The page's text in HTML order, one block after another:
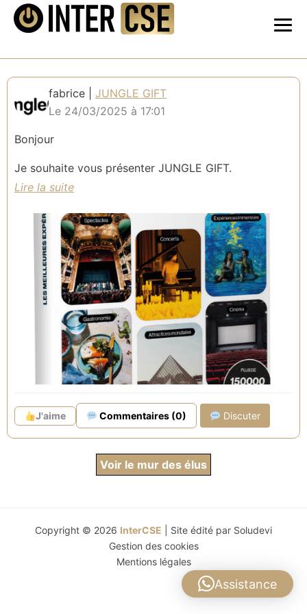
fabrice | JUNGLE GIFT
Le 24/03/2025 à 17:01
Bonjour
Je souhaite vous présenter JUNGLE GIFT.
dans leur secteur (cf liste ci dessous ) qui ont de vraies
plateformes et des prestations expérientielles reconnues et de
qualité (notés 4.6/5sur les sites spécialisés (Avis Vérifiés et
Trustpilot) sous forme de coffrets personnalisés, flexibles sous
format digital ou physique avec un accompagneemnt dédié.
The Fork (gastronomie) – Accor
(Voyage et Hospitalité) –
AbracadaRoom(séjours insolites) –Cap Adrénaline
Eataly(cours de cuisine et terroir italien)Twill(œnologie)
J'aime Commentaires (0) Discuter
Voir le mur des élus
Copyright © 2026 InterCSE | Site édité par Soludevi
Gestion des cookies
Mentions légales
Assistance